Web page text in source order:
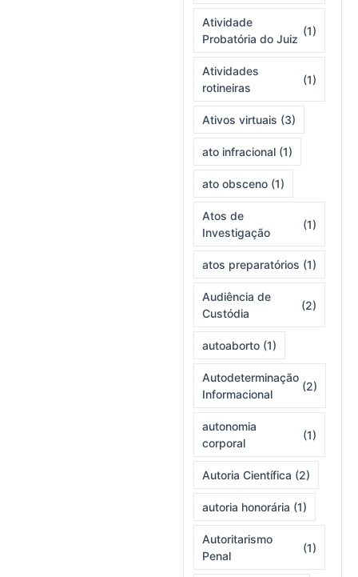
Atividade
Probatória do Juiz
(1)
Atividades
rotineiras
(1)
Ativos virtuais (3)
ato infracional (1)
ato obsceno (1)
Atos de
Investigação
(1)
atos preparatórios (1)
Audiência de
Custódia
(2)
autoaborto (1)
Autodeterminação
Informacional
(2)
autonomia
corporal
(1)
Autoria Científica (2)
autoria honorária (1)
Autoritarismo
Penal
(1)